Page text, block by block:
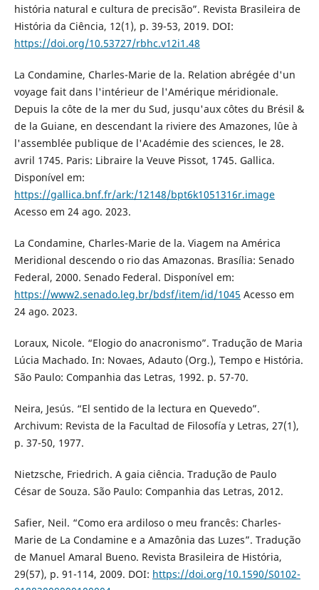
história natural e cultura de precisão”. Revista Brasileira de
História da Ciência, 12(1), p. 39-53, 2019. DOI:
https://doi.org/10.53727/rbhc.v12i1.48
La Condamine, Charles-Marie de la. Relation abrégée d'un
voyage fait dans l'intérieur de l'Amérique méridionale.
Depuis la côte de la mer du Sud, jusqu'aux côtes du Brésil &
de la Guiane, en descendant la riviere des Amazones, lûe à
l'assemblée publique de l'Académie des sciences, le 28.
avril 1745. Paris: Libraire la Veuve Pissot, 1745. Gallica.
Disponível em:
https://gallica.bnf.fr/ark:/12148/bpt6k1051316r.image
Acesso em 24 ago. 2023.
La Condamine, Charles-Marie de la. Viagem na América
Meridional descendo o rio das Amazonas. Brasília: Senado
Federal, 2000. Senado Federal. Disponível em:
https://www2.senado.leg.br/bdsf/item/id/1045 Acesso em
24 ago. 2023.
Loraux, Nicole. “Elogio do anacronismo”. Tradução de Maria
Lúcia Machado. In: Novaes, Adauto (Org.), Tempo e História.
São Paulo: Companhia das Letras, 1992. p. 57-70.
Neira, Jesús. “El sentido de la lectura en Quevedo”.
Archivum: Revista de la Facultad de Filosofía y Letras, 27(1),
p. 37-50, 1977.
Nietzsche, Friedrich. A gaia ciência. Tradução de Paulo
César de Souza. São Paulo: Companhia das Letras, 2012.
Safier, Neil. “Como era ardiloso o meu francês: Charles-
Marie de La Condamine e a Amazônia das Luzes”. Tradução
de Manuel Amaral Bueno. Revista Brasileira de História,
29(57), p. 91-114, 2009. DOI: https://doi.org/10.1590/S0102-